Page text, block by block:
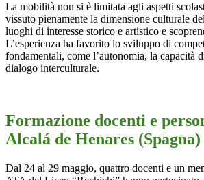
La mobilità non si è limitata agli aspetti
vissuto pienamente la dimensione culturale
luoghi di interesse storico e artistico e
L’esperienza ha favorito lo sviluppo di
fondamentali, come l’autonomia, la capacità
dialogo interculturale.
Formazione docenti e
Alcalá de Henares (Spagna)
Dal 24 al 29 maggio, quattro docenti e un